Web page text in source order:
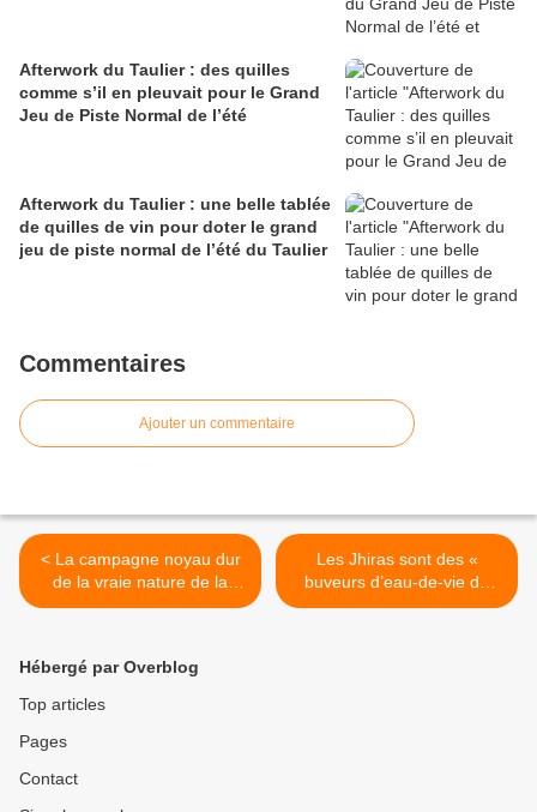
Afterwork du Taulier : des quilles
comme s’il en pleuvait pour le Grand
Jeu de Piste Normal de l’été
Afterwork du Taulier : une belle tablée
de quilles de vin pour doter le grand
jeu de piste normal de l’été du Taulier
Commentaires
Ajouter un commentaire
< La campagne noyau dur
de la vraie nature de la
France : réflexion d’un
Les Jhiras sont des «
buveurs d’eau-de-vie de
singe » dixit les marins de
Hébergé par Overblog
Top articles
Pages
Contact